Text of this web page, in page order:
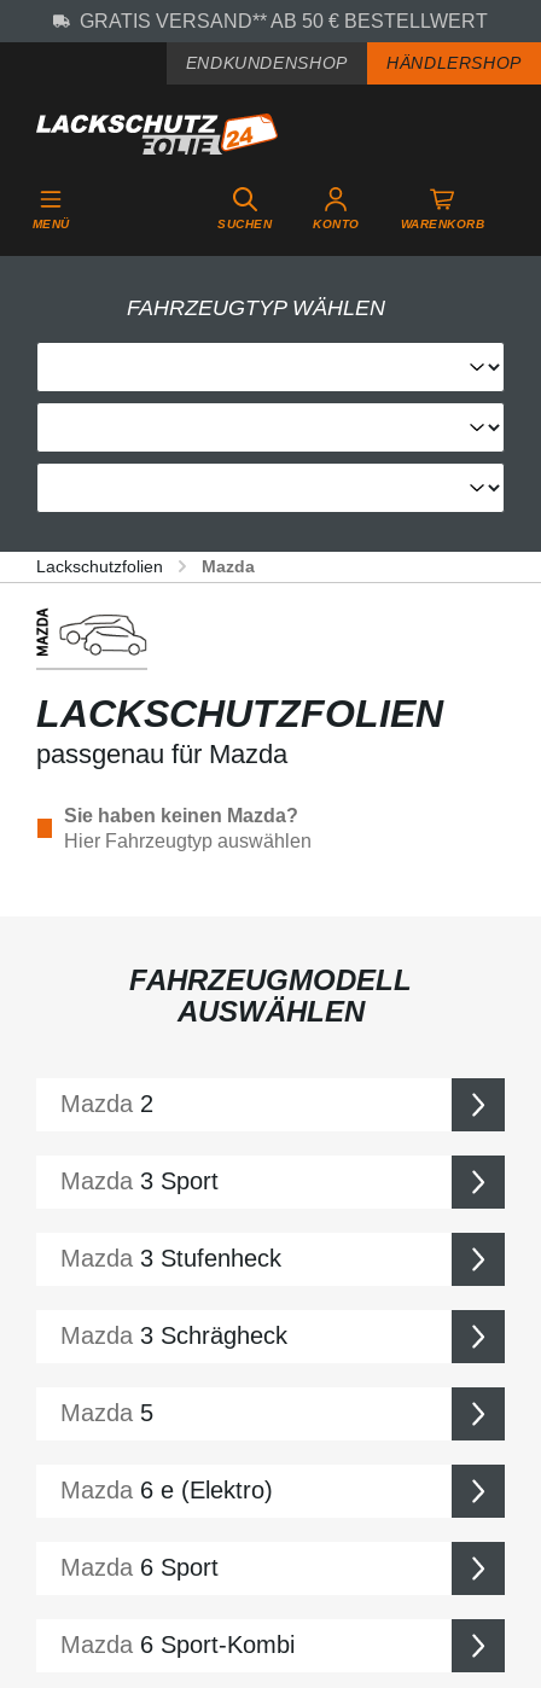
Zum Hauptinhalt springen
GRATIS VERSAND** AB 50 € BESTELLWERT
ENDKUNDENSHOP HÄNDLERSHOP
MENÜ SUCHEN KONTO WARENKORB
FAHRZEUGTYP WÄHLEN
Lackschutzfolien Mazda
LACKSCHUTZFOLIEN
passgenau für Mazda
Sie haben keinen Mazda?
Hier Fahrzeugtyp auswählen
FAHRZEUGMODELL
AUSWÄHLEN
Mazda 2
Mazda 3 Sport
Mazda 3 Stufenheck
Mazda 3 Schrägheck
Mazda 5
Mazda 6 e (Elektro)
Mazda 6 Sport
Mazda 6 Sport-Kombi